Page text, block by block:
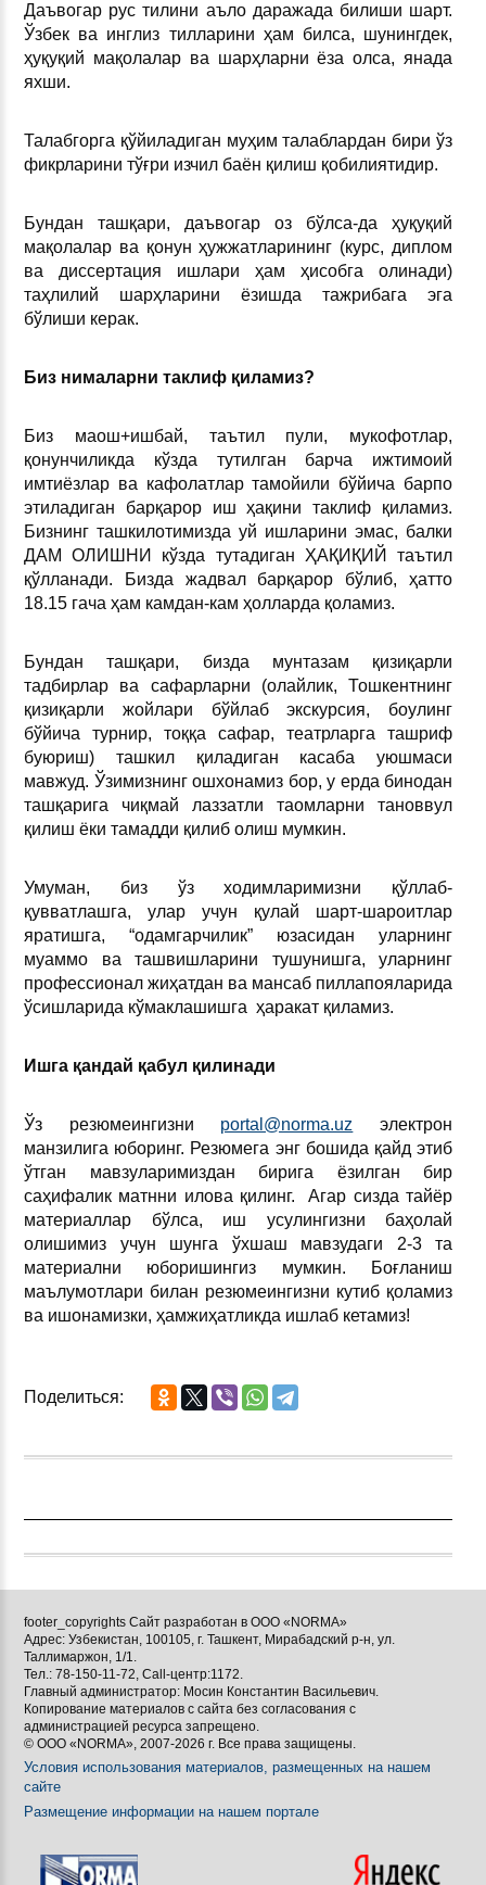
Даъвогар рус тилини аъло даражада билиши шарт.
Ўзбек ва инглиз тилларини ҳам билса, шунингдек,
ҳуқуқий мақолалар ва шарҳларни ёза олса, янада
яхши.
Талабгорга қўйиладиган муҳим талаблардан бири ўз
фикрларини тўғри изчил баён қилиш қобилиятидир.
Бундан ташқари, даъвогар оз бўлса-да ҳуқуқий
мақолалар ва қонун ҳужжатларининг (курс, диплом
ва диссертация ишлари ҳам ҳисобга олинади)
таҳлилий шарҳларини ёзишда тажрибага эга
бўлиши керак.
Биз нималарни таклиф қиламиз?
Биз маош+ишбай, таътил пули, мукофотлар,
қонунчиликда кўзда тутилган барча ижтимоий
имтиёзлар ва кафолатлар тамойили бўйича барпо
этиладиган барқарор иш ҳақини таклиф қиламиз.
Бизнинг ташкилотимизда уй ишларини эмас, балки
ДАМ ОЛИШНИ кўзда тутадиган ҲАҚИҚИЙ таътил
қўлланади. Бизда жадвал барқарор бўлиб, ҳатто
18.15 гача ҳам камдан-кам ҳолларда қоламиз.
Бундан ташқари, бизда мунтазам қизиқарли
тадбирлар ва сафарларни (олайлик, Тошкентнинг
қизиқарли жойлари бўйлаб экскурсия, боулинг
бўйича турнир, тоққа сафар, театрларга ташриф
буюриш) ташкил қиладиган касаба уюшмаси
мавжуд. Ўзимизнинг ошхонамиз бор, у ерда бинодан
ташқарига чиқмай лаззатли таомларни тановвул
қилиш ёки тамадди қилиб олиш мумкин.
Умуман, биз ўз ходимларимизни қўллаб-
қувватлашга, улар учун қулай шарт-шароитлар
яратишга, “одамгарчилик” юзасидан уларнинг
муаммо ва ташвишларини тушунишга, уларнинг
профессионал жиҳатдан ва мансаб пиллапояларида
ўсишларида кўмаклашишга ҳаракат қиламиз.
Ишга қандай қабул қилинади
Ўз резюмеингизни portal@norma.uz электрон
манзилига юборинг. Резюмега энг бошида қайд этиб
ўтган мавзуларимиздан бирига ёзилган бир
саҳифалик матнни илова қилинг. Агар сизда тайёр
материаллар бўлса, иш усулингизни баҳолай
олишимиз учун шунга ўхшаш мавзудаги 2-3 та
материални юборишингиз мумкин. Боғланиш
маълумотлари билан резюмеингизни кутиб қоламиз
ва ишонамизки, ҳамжиҳатликда ишлаб кетамиз!
Поделиться:
footer_copyrights Сайт разработан в ООО «NORMA»
Адрес: Узбекистан, 100105, г. Ташкент, Мирабадский р-н, ул.
Таллимаржон, 1/1.
Тел.: 78-150-11-72, Call-центр:1172.
Главный администратор: Мосин Константин Васильевич.
Копирование материалов с сайта без согласования с
администрацией ресурса запрещено.
© ООО «NORMA», 2007-2026 г. Все права защищены.
Условия использования материалов, размещенных на нашем
сайте
Размещение информации на нашем портале